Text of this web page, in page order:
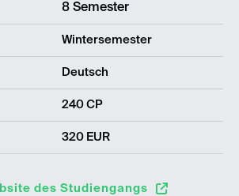
8 Semester
Wintersemester
Deutsch
240 CP
320 EUR
des Studiengangs